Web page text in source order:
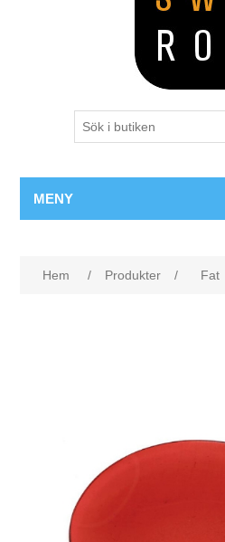
MENY
Hem / Produkter / Fat